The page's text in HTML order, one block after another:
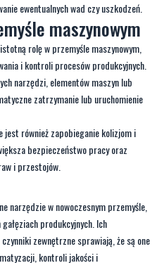
ewentualnych wad czy uszkodzeń.
maszynowym
rolę w przemyśle maszynowym,
i kontroli procesów produkcyjnych.
narzędzi, elementów maszyn lub
zatrzymanie lub uruchomienie
jest również zapobieganie kolizjom i
bezpieczeństwo pracy oraz
i przestojów.
narzędzie w nowoczesnym przemyśle,
produkcyjnych. Ich
zewnętrzne sprawiają, że są one
kontroli jakości i